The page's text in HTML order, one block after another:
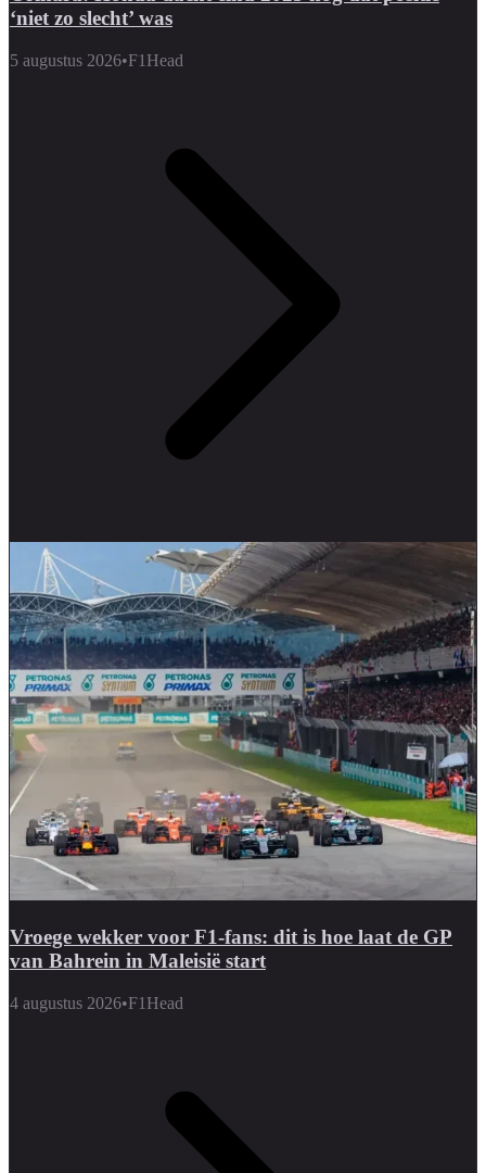
‘niet zo slecht’ was
5 augustus 2026•F1Head
Vroege wekker voor F1-fans: dit is hoe laat de GP
van Bahrein in Maleisië start
4 augustus 2026•F1Head